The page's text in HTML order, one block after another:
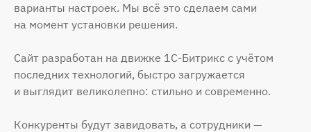
варианты настроек. Мы всё это сделаем сами
на момент установки решения.
Сайт разработан на движке 1С-Битрикс с учётом
последних технологий, быстро загружается
и выглядит великолепно: стильно и современно.
Конкуренты будут завидовать, а сотрудники —